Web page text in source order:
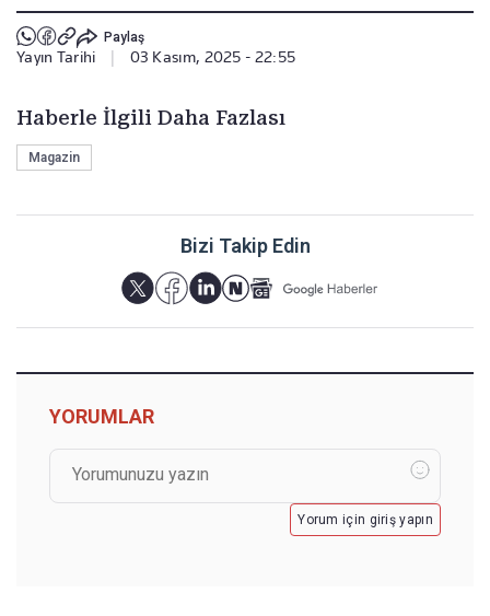
Paylaş
Yayın Tarihi 03 Kasım, 2025 - 22:55
Haberle İlgili Daha Fazlası
Magazin
Bizi Takip Edin
YORUMLAR
Yorum için giriş yapın